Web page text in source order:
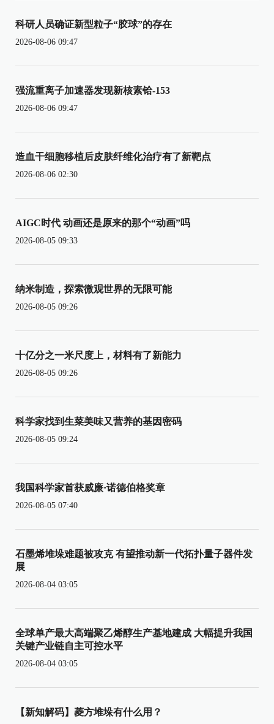
科研人员确证新型粒子“胶球”的存在
2026-08-06 09:47
强流重离子加速器发现新核素铪-153
2026-08-06 09:47
造血干细胞移植后皮肤纤维化治疗有了新靶点
2026-08-06 02:30
AIGC时代 动画还是原来的那个“动画”吗
2026-08-05 09:33
纳米制造，探索微观世界的无限可能
2026-08-05 09:26
十亿分之一米尺度上，材料有了新能力
2026-08-05 09:26
科学家找到生菜美味又营养的基因密码
2026-08-05 09:24
我国科学家首获威廉·诺德伯格奖章
2026-08-05 07:40
石墨烯堆垛难题被攻克 有望推动新一代拓扑量子器件发
展
2026-08-04 03:05
全球单产最大高端聚乙烯醇生产基地建成 大幅提升我国
关键产业链自主可控水平
2026-08-04 03:05
【新知解码】菱方堆垛有什么用？